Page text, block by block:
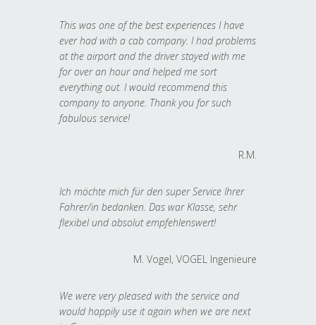
This was one of the best experiences I have
ever had with a cab company. I had problems
at the airport and the driver stayed with me
for over an hour and helped me sort
everything out. I would recommend this
company to anyone. Thank you for such
fabulous service!
R.M.
Ich möchte mich für den super Service Ihrer
Fahrer/in bedanken. Das war Klasse, sehr
flexibel und absolut empfehlenswert!
M. Vogel, VOGEL Ingenieure
We were very pleased with the service and
would happily use it again when we are next